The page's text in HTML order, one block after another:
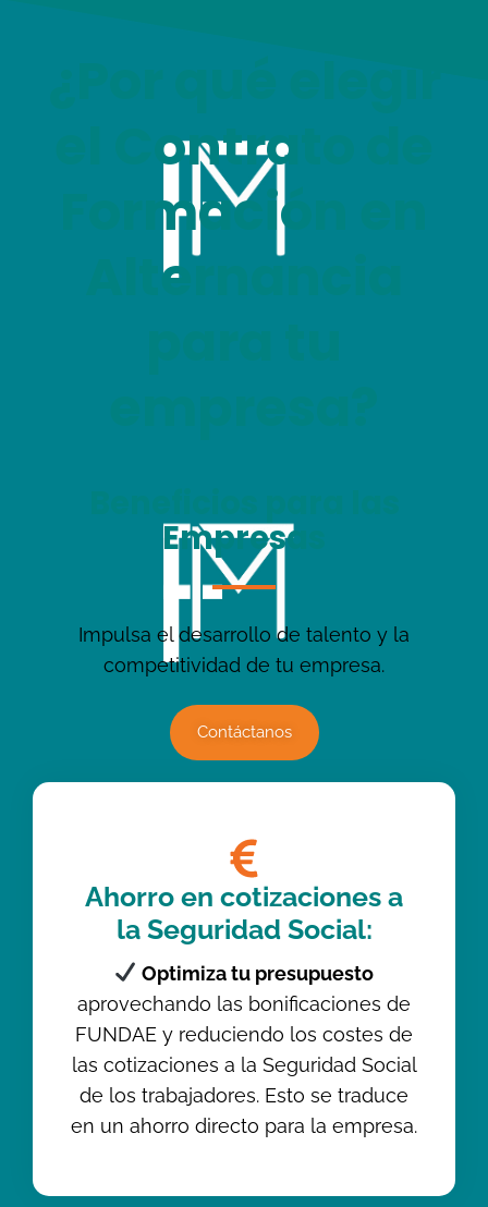
el Contrato de
Formación en
Alternancia
Empresas
Impulsa el desarrollo de talento y la
competitividad de tu empresa.
Contáctanos
Ahorro en cotizaciones a
la Seguridad Social:
Optimiza tu presupuesto
aprovechando las bonificaciones de
FUNDAE y reduciendo los costes de
las cotizaciones a la Seguridad Social
de los trabajadores. Esto se traduce
en un ahorro directo para la empresa.